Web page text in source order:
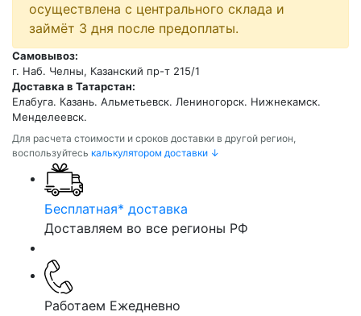
осуществлена с центрального склада и
займёт 3 дня после предоплаты.
Самовывоз:
г. Наб. Челны, Казанский пр-т 215/1
Доставка в Татарстан:
Елабуга. Казань. Альметьевск. Лениногорск. Нижнекамск.
Менделеевск.
Для расчета стоимости и сроков доставки в другой регион,
воспользуйтесь калькулятором доставки ↓
Бесплатная* доставка
Доставляем во все регионы РФ
Работаем Ежедневно